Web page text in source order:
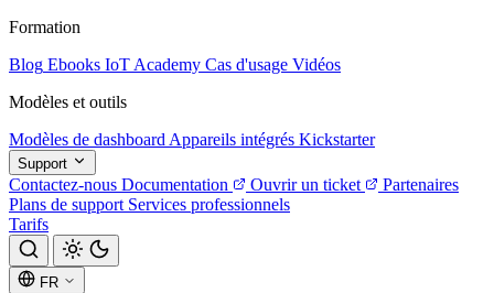
Formation
Blog Ebooks IoT Academy Cas d'usage Vidéos
Modèles et outils
Modèles de dashboard Appareils intégrés Kickstarter
Support
Contactez-nous Documentation Ouvrir un ticket
Partenaires
Plans de support Services professionnels
Tarifs
FR